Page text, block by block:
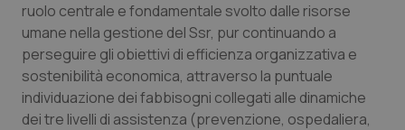
Umbria
Valle D’Aosta
Veneto
Oftalmologia
Oncodermatologia
Oncoematologia
ruolo centrale e fondamentale svolto dalle risorse
umane nella gestione del Ssr, pur continuando a
perseguire gli obiettivi di efficienza organizzativa e
sostenibilità economica, attraverso la puntuale
individuazione dei fabbisogni collegati alle dinamiche
dei tre livelli di assistenza (prevenzione, ospedaliera,